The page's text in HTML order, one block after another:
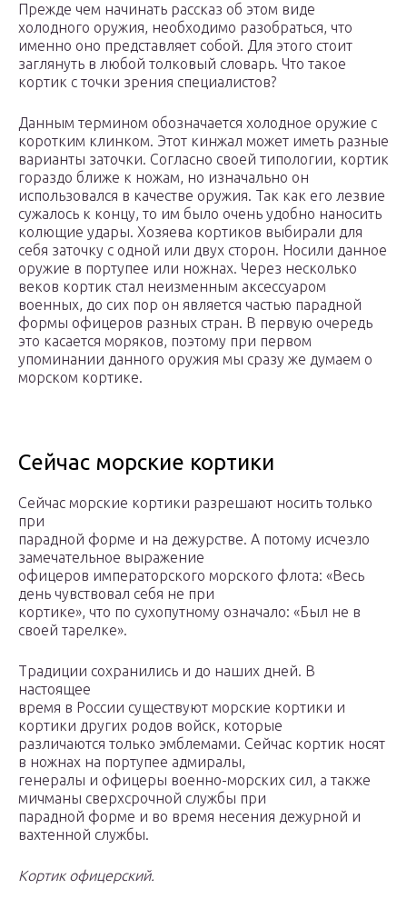
Прежде чем начинать рассказ об этом виде
холодного оружия, необходимо разобраться, что
именно оно представляет собой. Для этого стоит
заглянуть в любой толковый словарь. Что такое
кортик с точки зрения специалистов?
Данным термином обозначается холодное оружие с
коротким клинком. Этот кинжал может иметь разные
варианты заточки. Согласно своей типологии, кортик
гораздо ближе к ножам, но изначально он
использовался в качестве оружия. Так как его лезвие
сужалось к концу, то им было очень удобно наносить
колющие удары. Хозяева кортиков выбирали для
себя заточку с одной или двух сторон. Носили данное
оружие в портупее или ножнах. Через несколько
веков кортик стал неизменным аксессуаром
военных, до сих пор он является частью парадной
формы офицеров разных стран. В первую очередь
это касается моряков, поэтому при первом
упоминании данного оружия мы сразу же думаем о
морском кортике.
Сейчас морские кортики
Сейчас морские кортики разрешают носить только
при
парадной форме и на дежурстве. А потому исчезло
замечательное выражение
офицеров императорского морского флота: «Весь
день чувствовал себя не при
кортике», что по сухопутному означало: «Был не в
своей тарелке».
Традиции сохранились и до наших дней. В
настоящее
время в России существуют морские кортики и
кортики других родов войск, которые
различаются только эмблемами. Сейчас кортик носят
в ножнах на портупее адмиралы,
генералы и офицеры военно-морских сил, а также
мичманы сверхсрочной службы при
парадной форме и во время несения дежурной и
вахтенной службы.
Кортик офицерский.